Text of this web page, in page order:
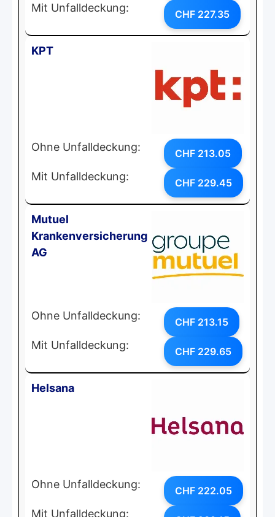
Mit Unfalldeckung: CHF 227.35
KPT
Ohne Unfalldeckung: CHF 213.05
Mit Unfalldeckung: CHF 229.45
Mutuel
Krankenversicherung
AG
Ohne Unfalldeckung: CHF 213.15
Mit Unfalldeckung: CHF 229.65
Helsana
Ohne Unfalldeckung: CHF 222.05
Mit Unfalldeckung: